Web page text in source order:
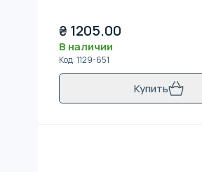
₴ 1205.00
В наличии
Код:1129-651
Купить